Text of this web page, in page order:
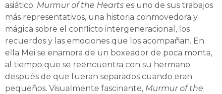
asiático. Murmur of the Hearts es uno de sus trabajos
más representativos, una historia conmovedora y
mágica sobre el conflicto intergeneracional, los
recuerdos y las emociones que los acompañan. En
ella Mei se enamora de un boxeador de poca monta,
al tiempo que se reencuentra con su hermano
después de que fueran separados cuando eran
pequeños. Visualmente fascinante, Murmur of the